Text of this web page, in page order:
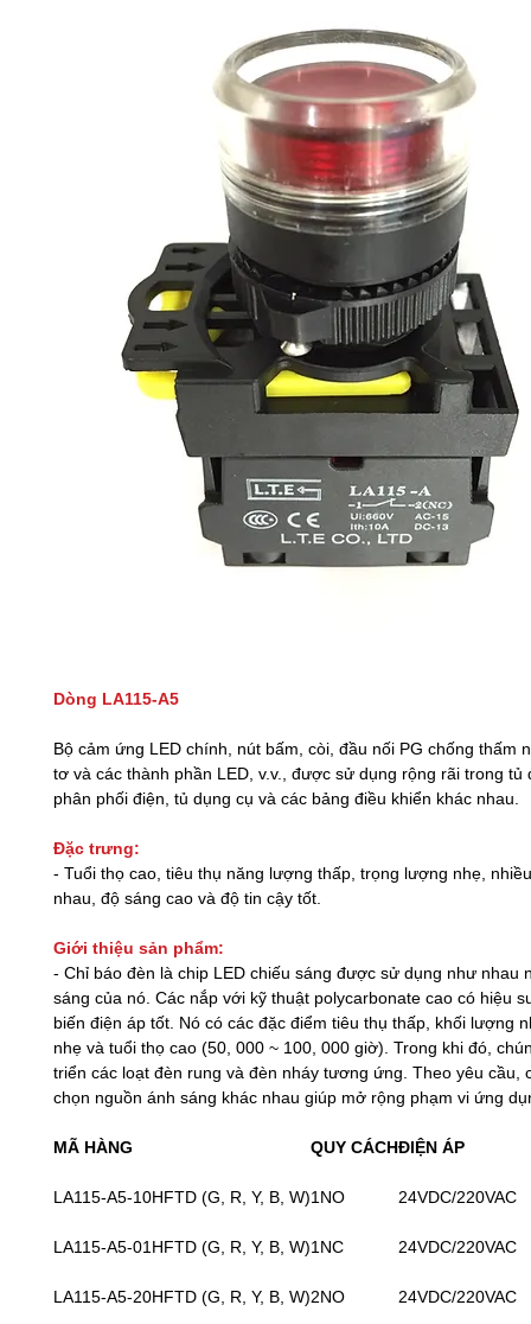
Dòng LA115-A5
Bộ cảm ứng LED chính, nút bấm, còi, đầu nối PG chống thấm
tơ và các thành phần LED, v.v., được sử dụng rộng rãi trong tủ
phân phối điện, tủ dụng cụ và các bảng điều khiển khác nhau.
Đặc trưng:
- Tuổi thọ cao, tiêu thụ năng lượng thấp, trọng lượng nhẹ,
nhau, độ sáng cao và độ tin cậy tốt.
Giới thiệu sản phẩm:
- Chỉ báo đèn là chip LED chiếu sáng được sử dụng như nhau
sáng của nó. Các nắp với kỹ thuật polycarbonate cao có hiệu
biến điện áp tốt. Nó có các đặc điểm tiêu thụ thấp, khối lượng
nhẹ và tuổi thọ cao (50, 000 ~ 100, 000 giờ). Trong khi đó,
triển các loạt đèn rung và đèn nháy tương ứng. Theo yêu cầu,
chọn nguồn ánh sáng khác nhau giúp mở rộng phạm vi ứng
MÃ HÀNG QUY CÁCHĐIỆN ÁP
LA115-A5-10HFTD (G, R, Y, B, W)1NO 24VDC/220VAC
LA115-A5-01HFTD (G, R, Y, B, W)1NC 24VDC/220VAC
LA115-A5-20HFTD (G, R, Y, B, W)2NO 24VDC/220VAC